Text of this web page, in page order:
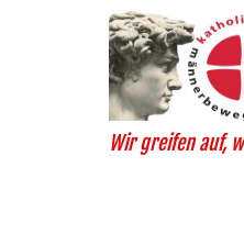
Wir greifen auf,